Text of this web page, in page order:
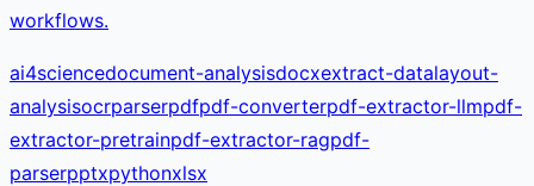
workflows.
ai4sciencedocument-analysisdocxextract-datalayout-
analysisocrparserpdfpdf-converterpdf-extractor-llmpdf-
extractor-pretrainpdf-extractor-ragpdf-
parserpptxpythonxlsx